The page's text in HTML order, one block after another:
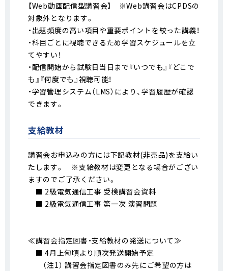
【Web動画配信型講習会】 ※Web講習会はCPDSの
対象外となります。
・出題頻度の高い項目や重要ポイントを絞った講義！
・科目ごとに視聴できるため学習スケジュールを立
てやすい！
・配信開始から試験日当日まで『いつでも』『どこで
も』『何度でも』視聴可能！
・学習管理システム（LMS）により、学習履歴が確認
できます。
支給教材
講習会お申込みの方には下記教材(非売品)を支給い
たします。 ※支給教材は変更となる場合がござい
ますのでご了承ください。
■ 2級電気通信工事 受検講習会資料
■ 2級電気通信工事 第一次 演習問題
≪講習会指定図書・支給教材の発送について≫
■ 4月上旬頃より順次発送開始予定
（注1） 講習会指定図書のみ先にご希望の方は